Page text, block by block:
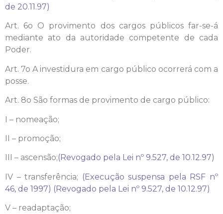
de 20.11.97)
Art. 6o O provimento dos cargos públicos far-se-á
mediante ato da autoridade competente de cada
Poder.
Art. 7o A investidura em cargo público ocorrerá com a
posse.
Art. 8o São formas de provimento de cargo público:
I – nomeação;
II – promoção;
III – ascensão;(Revogado pela Lei nº 9.527, de 10.12.97)
IV – transferência; (Execução suspensa pela RSF nº
46, de 1997) (Revogado pela Lei nº 9.527, de 10.12.97)
V – readaptação;